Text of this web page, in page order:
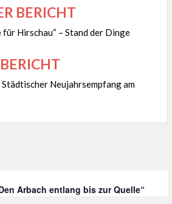
BERICHT
Hirschau“ – Stand der Dinge
Neujahrsempfang am
Arbach entlang bis zur Quelle“